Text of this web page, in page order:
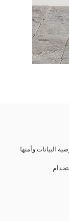
يمكننا المساعدة
البيانات وأمنها